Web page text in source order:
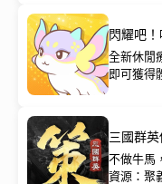
閃耀吧
全新休閒
即可獲得
三國群英
不做牛馬
資源：聚